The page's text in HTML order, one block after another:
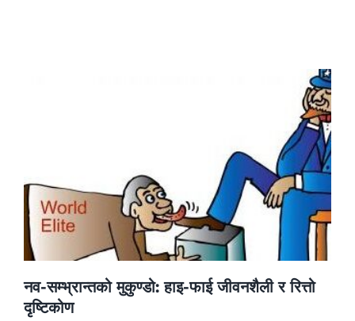
नव-सम्भ्रान्तको मुकुण्डो: हाइ-फाई जीवनशैली र रित्तो
दृष्टिकोण